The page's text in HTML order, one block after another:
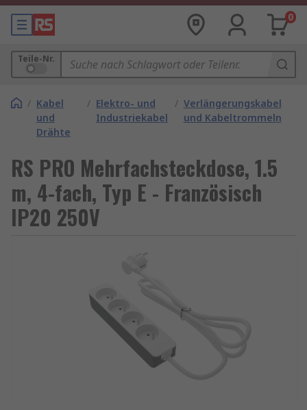
0
Teile-Nr.
/ Kabel
und
Drähte
/ Elektro- und
Industriekabel
/ Verlängerungskabel
und Kabeltrommeln
RS PRO Mehrfachsteckdose, 1.5
m, 4-fach, Typ E - Französisch
IP20 250V